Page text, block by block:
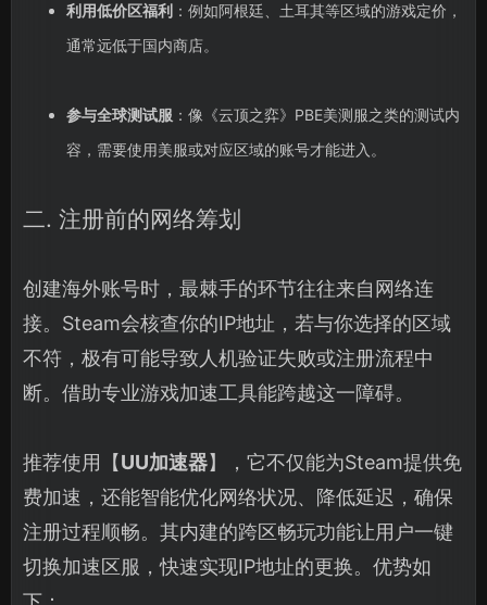
利用低价区福利 ：例如阿根廷、土耳其等区域的游戏定价，
通常远低于国内商店。
参与全球测试服：像《云顶之弈》PBE美测服之类的测试内
容，需要使用美服或对应区域的账号才能进入。
二. 注册前的网络筹划
创建海外账号时，最棘手的环节往往来自网络连
接。Steam会核查你的IP地址，若与你选择的区域
不符，极有可能导致人机验证失败或注册流程中
断。借助专业游戏加速工具能跨越这一障碍。
推荐使用【UU加速器】，它不仅能为Steam提供免
费加速，还能智能优化网络状况、降低延迟，确保
注册过程顺畅。其内建的跨区畅玩功能让用户一键
切换加速区服，快速实现IP地址的更换。优势如